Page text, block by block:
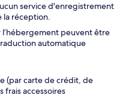
service d'enregistrement
la réception.
l’hébergement peuvent être
automatique
(par carte de crédit, de
frais accessoires